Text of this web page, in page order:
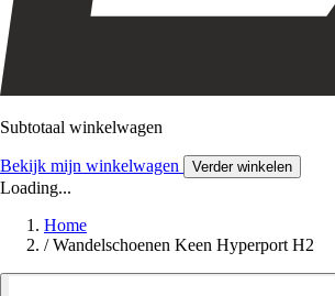
Subtotaal winkelwagen
Bekijk mijn winkelwagen Verder winkelen
Loading...
Home
/ Wandelschoenen Keen Hyperport H2